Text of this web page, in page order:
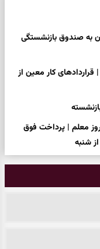
به صندوق بازنشستگی
کار معین از
معلم | پرداخت فوق
شنبه